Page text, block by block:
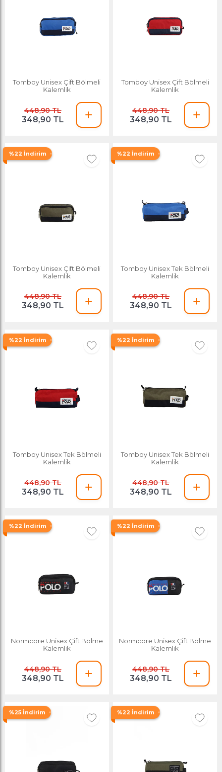
Tomboy Unisex Çift Bölmeli
Kalemlik
448,90 TL
348,90 TL
Tomboy Unisex Çift Bölmeli
Kalemlik
448,90 TL
348,90 TL
%22 İndirim
Tomboy Unisex Çift Bölmeli
Kalemlik
448,90 TL
348,90 TL
%22 İndirim
Tomboy Unisex Tek Bölmeli
Kalemlik
448,90 TL
348,90 TL
%22 İndirim
Tomboy Unisex Tek Bölmeli
Kalemlik
448,90 TL
348,90 TL
%22 İndirim
Tomboy Unisex Tek Bölmeli
Kalemlik
448,90 TL
348,90 TL
%22 İndirim
Normcore Unisex Çift Bölme
Kalemlik
448,90 TL
348,90 TL
%22 İndirim
Normcore Unisex Çift Bölme
Kalemlik
448,90 TL
348,90 TL
%25 İndirim %22 İndirim